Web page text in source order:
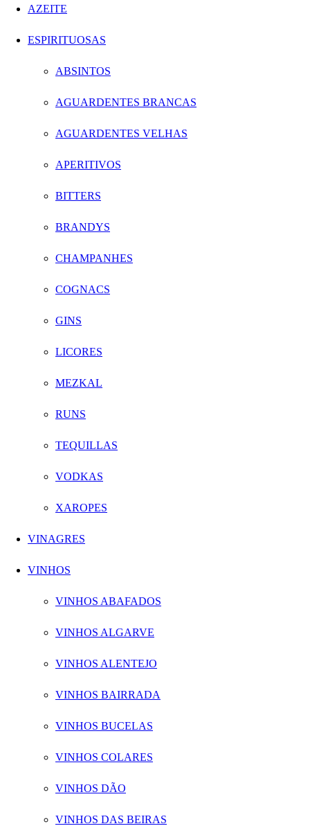
AZEITE
ESPIRITUOSAS
ABSINTOS
AGUARDENTES BRANCAS
AGUARDENTES VELHAS
APERITIVOS
BITTERS
BRANDYS
CHAMPANHES
COGNACS
GINS
LICORES
MEZKAL
RUNS
TEQUILLAS
VODKAS
XAROPES
VINAGRES
VINHOS
VINHOS ABAFADOS
VINHOS ALGARVE
VINHOS ALENTEJO
VINHOS BAIRRADA
VINHOS BUCELAS
VINHOS COLARES
VINHOS DÃO
VINHOS DAS BEIRAS